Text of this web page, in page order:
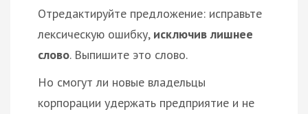
Отредактируйте предложение: исправьте
лексическую ошибку, исключив лишнее
слово. Выпишите это слово.
Но смогут ли новые владельцы
корпорации удержать предприятие и не